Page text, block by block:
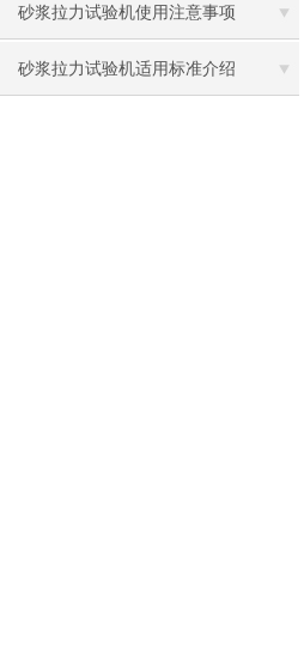
没有你不知道的
砂浆拉力试验机使用注意事项
砂浆拉力试验机适用标准介绍